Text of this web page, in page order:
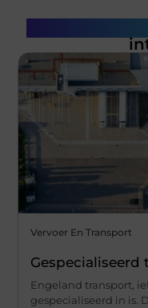
Vervoer En Transport
Gespecialiseerd
Engeland transport,
gespecialiseerd in is.